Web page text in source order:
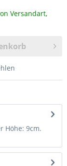
Versandart,
Höhe: 9cm.